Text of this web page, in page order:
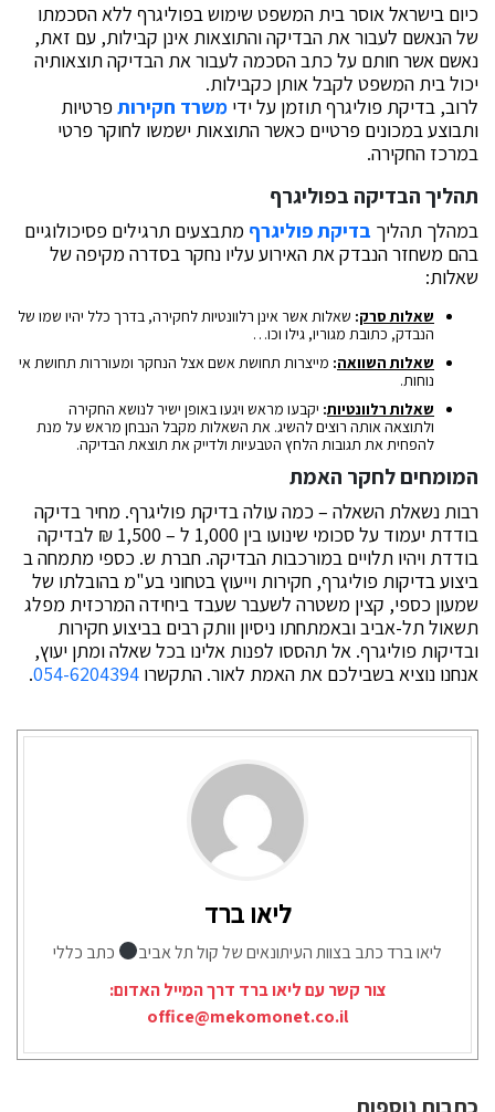
כיום בישראל אוסר בית המשפט שימוש בפוליגרף ללא הסכמתו
של הנאשם לעבור את הבדיקה והתוצאות אינן קבילות, עם זאת,
נאשם אשר חותם על כתב הסכמה לעבור את הבדיקה תוצאותיה
יכול בית המשפט לקבל אותן כקבילות.
לרוב, בדיקת פוליגרף תוזמן על ידי משרד חקירותפרטיות
ותבוצע במכונים פרטיים כאשר התוצאות ישמשו לחוקר פרטי
במרכז החקירה.
תהליך הבדיקה בפוליגרף
במהלך תהליך בדיקת פוליגרף מתבצעים תרגילים פסיכולוגיים
בהם משחזר הנבדק את האירוע עליו נחקר בסדרה מקיפה של
שאלות:
שאלות סרק: שאלות אשר אינן רלוונטיות לחקירה, בדרך כלל יהיו שמו של
הנבדק, כתובת מגוריו, גילו וכו…
שאלות השוואה: מייצרות תחושת אשם אצל הנחקר ומעוררות תחושת אי
נוחות.
שאלות רלוונטיות: יקבעו מראש ויגעו באופן ישיר לנושא החקירה
ולתוצאה אותה רוצים להשיג. את השאלות מקבל הנבחן מראש על מנת
להפחית את תגובות הלחץ הטבעיות ולדייק את תוצאת הבדיקה.
המומחים לחקר האמת
רבות נשאלת השאלה – כמה עולה בדיקת פוליגרף. מחיר בדיקה
בודדת יעמוד על סכומי שינועו בין 1,000 ל – 1,500 ₪ לבדיקה
בודדת ויהיו תלויים במורכבות הבדיקה. חברת ש. כספי מתמחה ב
ביצוע בדיקות פוליגרף, חקירות וייעוץ בטחוני בע"מ בהובלתו של
שמעון כספי, קצין משטרה לשעבר שעבד ביחידה המרכזית מפלג
תשאול תל-אביב ובאמתחתו ניסיון וותק רבים בביצוע חקירות
ובדיקות פוליגרף. אל תהססו לפנות אלינו בכל שאלה ומתן יעוץ,
אנחנו נוציא בשבילכם את האמת לאור. התקשרו 054-6204394
.
ליאו ברד
ליאו ברד כתב בצוות העיתונאים של קול תל אביב
כתב כללי
צור קשר עם ליאו ברד דרך המייל האדום:
office@mekomonet.co.il
כתבות נוספות